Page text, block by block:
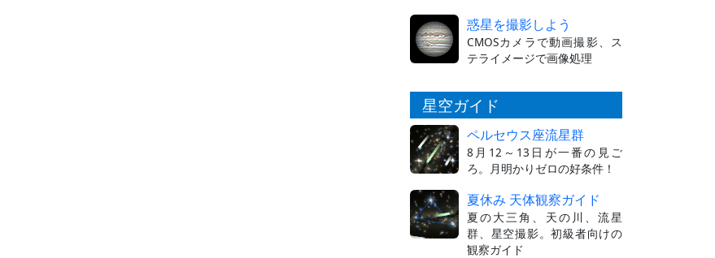
惑星を撮影しよう
CMOSカメラで動画撮影、ス
テライメージで画像処理
星空ガイド
ペルセウス座流星群
8月12～13日が一番の見ご
ろ。月明かりゼロの好条件！
夏休み 天体観察ガイド
夏の大三角、天の川、流星
群、星空撮影。初級者向けの
観察ガイド